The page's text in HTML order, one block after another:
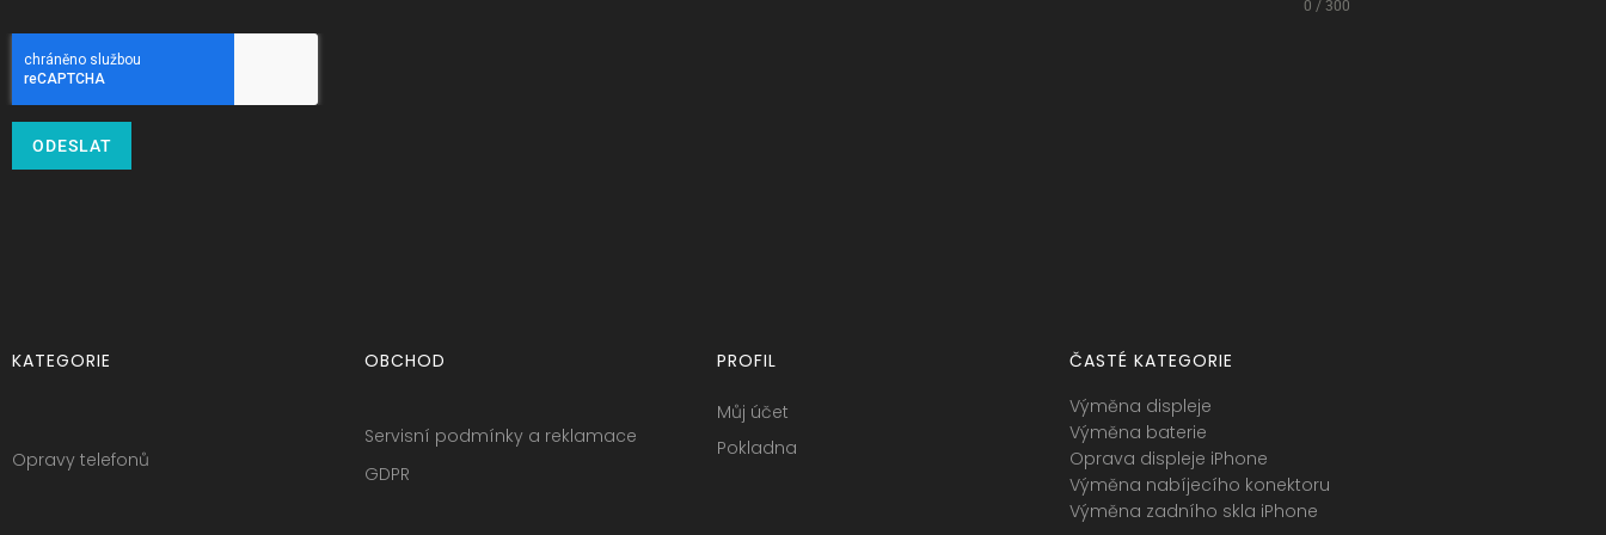
0 / 300
ODESLAT
KATEGORIE
Opravy telefonů
OBCHOD
Servisní podmínky a reklamace
GDPR
PROFIL
Můj účet
Pokladna
ČASTÉ KATEGORIE
Výměna displeje
Výměna baterie
Oprava displeje iPhone
Výměna nabíjecího konektoru
Výměna zadního skla iPhone